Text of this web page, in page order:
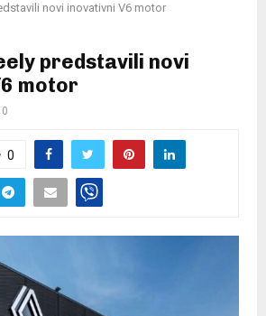
novi inovativni V6 motor
predstavili novi
motor
0
0